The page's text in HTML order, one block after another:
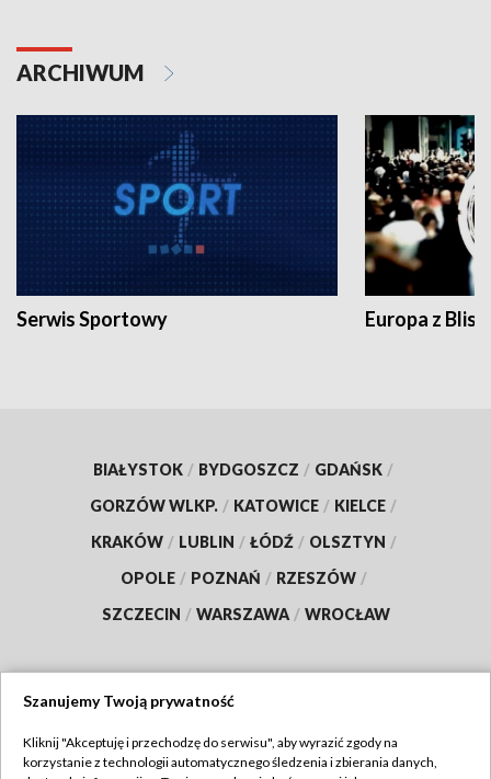
ARCHIWUM
Serwis Sportowy Europa z
BIAŁYSTOK / BYDGOSZCZ / GDAŃSK /
GORZÓW WLKP. / KATOWICE / KIELCE /
KRAKÓW / LUBLIN / ŁÓDŹ / OLSZTYN /
OPOLE / POZNAŃ / RZESZÓW /
SZCZECIN / WARSZAWA / WROCŁAW
TVP
Szanujemy Twoją prywatność
Kliknij "Akceptuję i przechodzę do serwisu", aby wyrazić zgody na
korzystanie z technologii automatycznego śledzenia i zbierania danych,